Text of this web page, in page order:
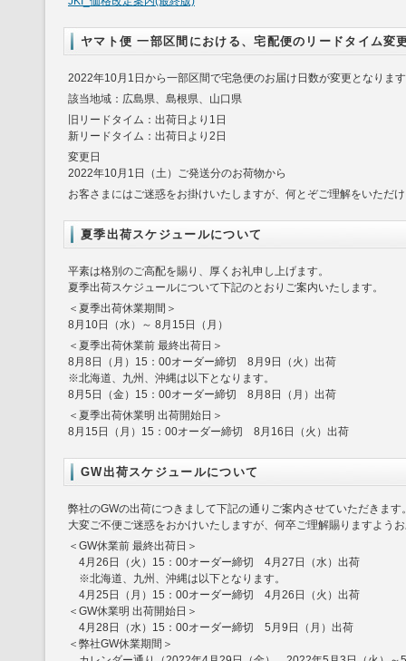
ヤマト便 一部区間における、宅配便のリードタイム変
2022年10月1日から一部区間で宅急便のお届け日数が変更となりま
該当地域：広島県、島根県、山口県
旧リードタイム：出荷日より1日
新リードタイム：出荷日より2日
変更日
2022年10月1日（土）ご発送分のお荷物から
お客さまにはご迷惑をお掛けいたしますが、何とぞご理解をいただ
夏季出荷スケジュールについて
平素は格別のご高配を賜り、厚くお礼申し上げます。
夏季出荷スケジュールについて下記のとおりご案内いたします。
＜夏季出荷休業期間＞
8月10日（水）～ 8月15日（月）
＜夏季出荷休業前 最終出荷日＞
8月8日（月）15：00オーダー締切 8月9日（火）出荷
※北海道、九州、沖縄は以下となります。
8月5日（金）15：00オーダー締切 8月8日（月）出荷
＜夏季出荷休業明 出荷開始日＞
8月15日（月）15：00オーダー締切 8月16日（火）出荷
GW出荷スケジュールについて
弊社のGWの出荷につきまして下記の通りご案内させていただきます
大変ご不便ご迷惑をおかけいたしますが、何卒ご理解賜りますよう
＜GW休業前 最終出荷日＞
4月26日（火）15：00オーダー締切 4月27日（水）出荷
※北海道、九州、沖縄は以下となります。
4月25日（月）15：00オーダー締切 4月26日（火）出荷
＜GW休業明 出荷開始日＞
4月28日（水）15：00オーダー締切 5月9日（月）出荷
＜弊社GW休業期間＞